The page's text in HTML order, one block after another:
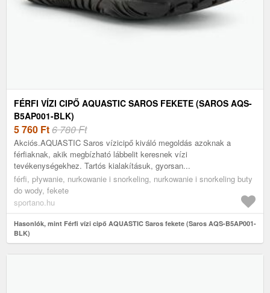
FÉRFI VÍZI CIPŐ AQUASTIC SAROS FEKETE (SAROS AQS-
B5AP001-BLK)
5 760 Ft6 780 Ft
Akciós.AQUASTIC Saros vízicipő kiváló megoldás azoknak a
férfiaknak, akik megbízható lábbelit keresnek vízi
tevékenységekhez. Tartós kialakításuk, gyorsan...
férfi, pływanie, nurkowanie i snorkeling, nurkowanie i snorkeling buty
do wody, fekete
sportano.hu
Hasonlók, mint Férfi vízi cipő AQUASTIC Saros fekete (Saros AQS-B5AP001-
BLK)